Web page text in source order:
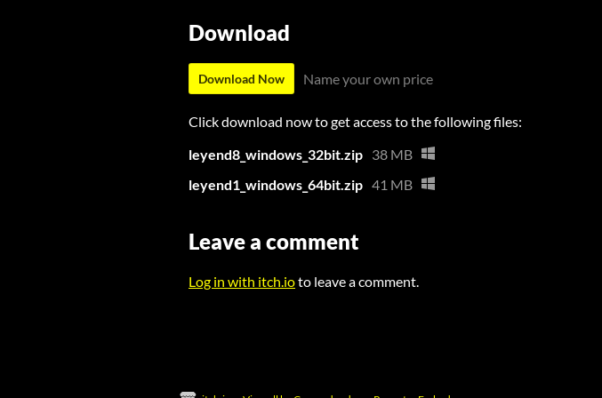
Download
Download Now Name your own price
Click download now to get access to the following files:
leyend8_windows_32bit.zip 38 MB
leyend1_windows_64bit.zip 41 MB
Leave a comment
Log in with itch.ioto leave a comment.